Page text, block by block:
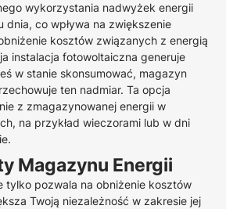
wykorzystania nadwyżek energii
dnia, co wpływa na zwiększenie
kosztów związanych z energią
instalacja fotowoltaiczna generuje
w stanie skonsumować, magazyn
ten nadmiar. Ta opcja
z zmagazynowanej energii w
na przykład wieczorami lub w dni
Magazynu Energii
tylko pozwala na obniżenie kosztów
Twoją niezależność w zakresie jej